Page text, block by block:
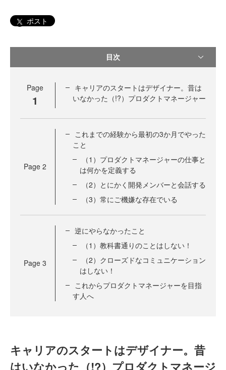
ポスト
目次
Page
1
キャリアのスタートはデザイナー。昔は
いなかった（!?）プロダクトマネージャー
Page 2
これまでの経験から最初の3か月でやった
こと
（1）プロダクトマネージャーの仕事と
は何かを定義する
（2）とにかく開発メンバーと会話する
（3）常にご機嫌な存在でいる
Page 3
逆にやらなかったこと
（1）教科書通りのことはしない！
（2）クローズドなコミュニケーション
はしない！
これからプロダクトマネージャーを目指
す人へ
キャリアのスタートはデザイナー。昔
はいなかった（!?）プロダクトマネージ